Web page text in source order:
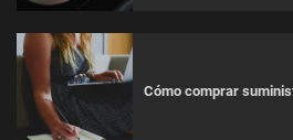
Cómo comprar